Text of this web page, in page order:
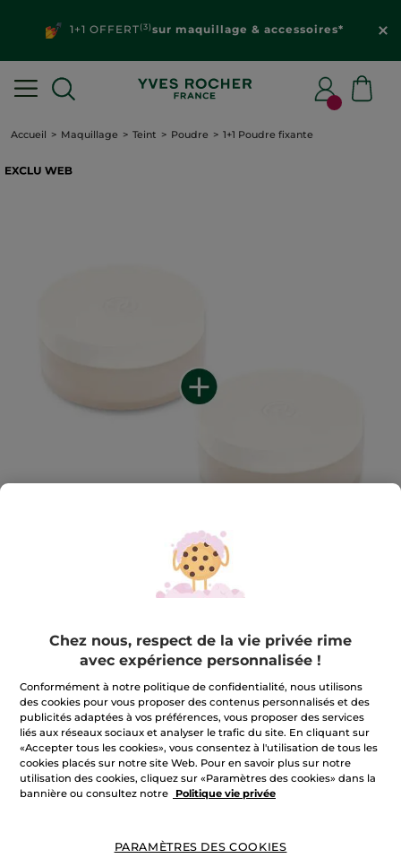
1+1 OFFERT(3)sur maquillage & accessoires*
Accueil Maquillage Teint Poudre 1+1 Poudre fixante
Matifie la peau, adoucit et prolonge la durée du
maquillage jusqu’à 12 heures.*
★★★★★
★★★★★
Aucune
valeur
de
notation
1+1
Poudre
fixante
AJOUTER UN AVIS
23,90 € 47,80 €
Quantité
Chez nous, respect de la vie privée rime
avec expérience personnalisée !
Conformément à notre politique de confidentialité, nous utilisons
des cookies pour vous proposer des contenus personnalisés et des
publicités adaptées à vos préférences, vous proposer des services
liés aux réseaux sociaux et analyser le trafic du site. En cliquant sur
«Accepter tous les cookies», vous consentez à l'utilisation de tous les
cookies placés sur notre site Web. Pour en savoir plus sur notre
utilisation des cookies, cliquez sur «Paramètres des cookies» dans la
bannière ou consultez notre
Politique vie privée
PARAMÈTRES DES COOKIES